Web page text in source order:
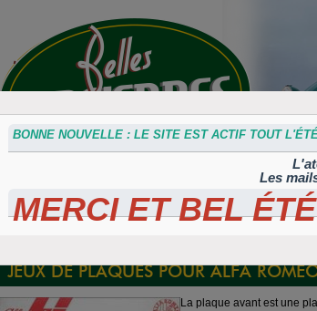
Accessoires
divers
Plaques 3D
Maillefaud et
Plaques
immatriculation
Plaques
BONNE NOUVELLE : LE SITE EST ACTIF TOUT
Les
MERCI ET BEL
JEUX DE PLAQUES POUR ALFA
La plaque avant est une